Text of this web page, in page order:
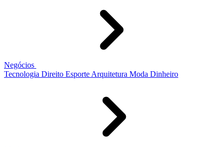
Negócios
Tecnologia Direito Esporte Arquitetura Moda Dinheiro